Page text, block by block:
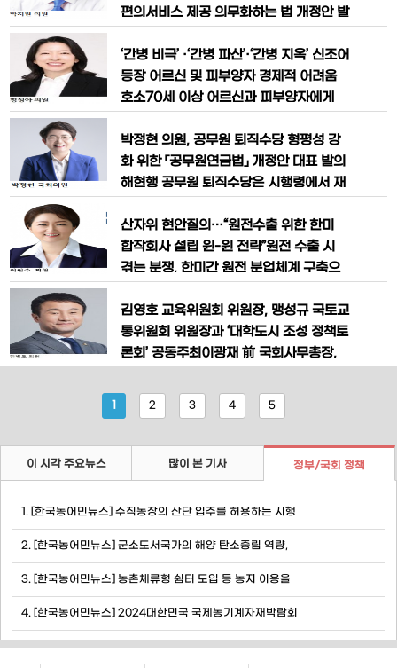
의원(더불어민주당·인천 연수 을)은 "국내
육성 정책이 필요하다"고 강조했다. 지난
달 27일 발표된
편의서비스 제공 의무화하는 법 개정안 발
완도·진도)은 3일, 지방의회 본회의 및 상
임위원회 회의를 청사 내부방송이나 인터
넷 중계형식으로 공개할 경우, 장애인 시
지방자치법 일부개정법률안을 대표발의
했다. 현행 지방자치법은 지방의
‘간병 비극’ ·‘간병 파산’·‘간병 지옥’ 신조어
등장 어르신 및 피부양자 경제적 어려움
호소70세 이상 어르신과 피부양자에게
세 이상으로 확대 ‘간병비극’, ‘간병파산’,
‘간병지옥’ 이란 신조어가 등장하며 간병
비 문제의 심각성이 대두되고 있는 가운
을)은 24일 어르신 간병비 급여화를 위한
「국민건강보험법 일부
박정현 의원, 공무원 퇴직수당 형평성 강
화 위한 「공무원연금법」 개정안 대표 발의
해현행 공무원 퇴직수당은 시행령에서 재
나 그 폭이 지나치게 커서 불공평하다는
지적 이어져박정현 의원, “합리적 근거 없
는 누진적 공무원 퇴직수당은 문제 있어...
해야” 더불어민주당 박정현 국회의원(대
전 대덕구, 국회 행정안전위원회)은
산자위 현안질의…“원전수출 위한 한미
합작회사 설립 윈-윈 전략”원전 수출 시
겪는 분쟁, 한미간 원전 분업체계 구축으
최고위원, 미래경제성장전략위원장, 용인
정)이 19일 “한국과 미국이 원전 R&D협
력 및 수출을 위한 합작회사를 만들어 세
설했다. 이언주 의원은 이날 국회 산업통
상자원중소벤처기업위원회 현
김영호 교육위원회 위원장, 맹성규 국토교
통위원회 위원장과 ‘대학도시 조성 정책토
론회’ 공동주최이광재 前 국회사무총장,
제 기조강연 지방소멸 문제해결을 위한 새
로운 발전 모델로 ‘대학도시’ 조성이 제안
별자치도 익산시을)은 오는 18일(수) 오전
11시 국회의원회관 제2세미나실에서 ‘지
1 2 3 4 5
이 시각 주요뉴스 많이 본 기사 정부/국회 정책
1. 전남광주, 전국 최초 ‘섬 반값여행’ 시행…여행경비 최
2. “완도 농어민 살리려면 태양광 규제부터 풀어야”
3. 강진 해외 전지훈련 878명 체류…약 10억 원 지역경
4. 완도 반값 여행 4차 신청 이틀 만에 조기 마감…약 4